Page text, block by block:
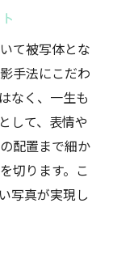
て被写体とな
手法にこだわ
なく、一生も
して、表情や
配置まで細か
切ります。こ
写真が実現し